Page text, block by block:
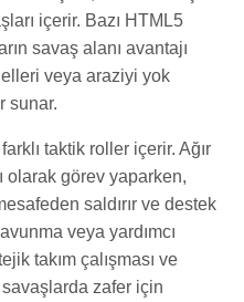
içerir. Bazı HTML5
savaş alanı avantajı
veya araziyi yok
sunar.
taktik roller içerir. Ağır
olarak görev yaparken,
saldırır ve destek
veya yardımcı
takım çalışması ve
zafer için